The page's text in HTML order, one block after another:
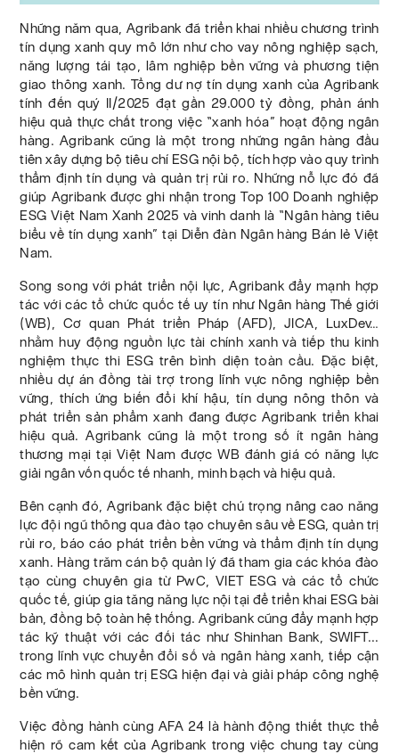
Những năm qua, Agribank đã triển khai nhiều chương trình
tín dụng xanh quy mô lớn như cho vay nông nghiệp sạch,
năng lượng tái tạo, lâm nghiệp bền vững và phương tiện
giao thông xanh. Tổng dư nợ tín dụng xanh của Agribank
tính đến quý II/2025 đạt gần 29.000 tỷ đồng, phản ánh
hiệu quả thực chất trong việc “xanh hóa” hoạt động ngân
hàng. Agribank cũng là một trong những ngân hàng đầu
tiên xây dựng bộ tiêu chí ESG nội bộ, tích hợp vào quy trình
thẩm định tín dụng và quản trị rủi ro. Những nỗ lực đó đã
giúp Agribank được ghi nhận trong Top 100 Doanh nghiệp
ESG Việt Nam Xanh 2025 và vinh danh là “Ngân hàng tiêu
biểu về tín dụng xanh” tại Diễn đàn Ngân hàng Bán lẻ Việt
Nam.
Song song với phát triển nội lực, Agribank đẩy mạnh hợp
tác với các tổ chức quốc tế uy tín như Ngân hàng Thế giới
(WB), Cơ quan Phát triển Pháp (AFD), JICA, LuxDev…
nhằm huy động nguồn lực tài chính xanh và tiếp thu kinh
nghiệm thực thi ESG trên bình diện toàn cầu. Đặc biệt,
nhiều dự án đồng tài trợ trong lĩnh vực nông nghiệp bền
vững, thích ứng biến đổi khí hậu, tín dụng nông thôn và
phát triển sản phẩm xanh đang được Agribank triển khai
hiệu quả. Agribank cũng là một trong số ít ngân hàng
thương mại tại Việt Nam được WB đánh giá có năng lực
giải ngân vốn quốc tế nhanh, minh bạch và hiệu quả.
Bên cạnh đó, Agribank đặc biệt chú trọng nâng cao năng
lực đội ngũ thông qua đào tạo chuyên sâu về ESG, quản trị
rủi ro, báo cáo phát triển bền vững và thẩm định tín dụng
xanh. Hàng trăm cán bộ quản lý đã tham gia các khóa đào
tạo cùng chuyên gia từ PwC, VIET ESG và các tổ chức
quốc tế, giúp gia tăng năng lực nội tại để triển khai ESG bài
bản, đồng bộ toàn hệ thống. Agribank cũng đẩy mạnh hợp
tác kỹ thuật với các đối tác như Shinhan Bank, SWIFT...
trong lĩnh vực chuyển đổi số và ngân hàng xanh, tiếp cận
các mô hình quản trị ESG hiện đại và giải pháp công nghệ
bền vững.
Việc đồng hành cùng AFA 24 là hành động thiết thực thể
hiện rõ cam kết của Agribank trong việc chung tay cùng